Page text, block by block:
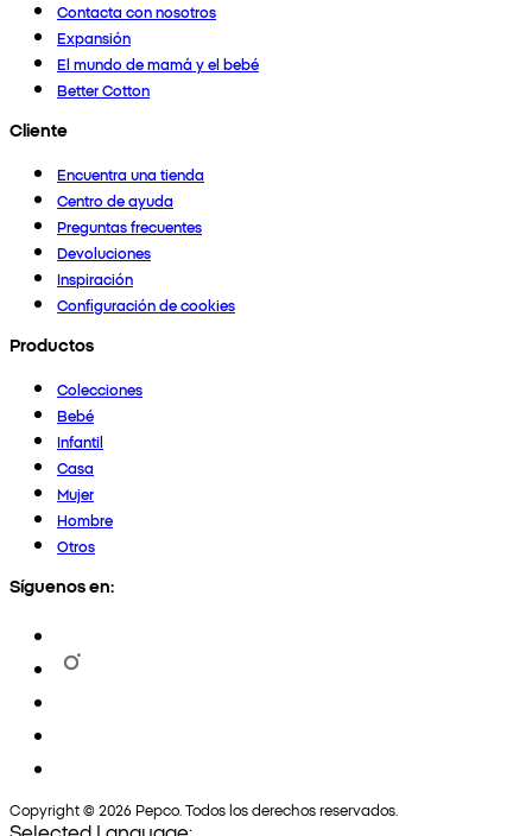
Contacta con nosotros
Expansión
El mundo de mamá y el bebé
Better Cotton
Cliente
Encuentra una tienda
Centro de ayuda
Preguntas frecuentes
Devoluciones
Inspiración
Configuración de cookies
Productos
Colecciones
Bebé
Infantil
Casa
Mujer
Hombre
Otros
Síguenos en:
Copyright © 2026 Pepco. Todos los derechos reservados.